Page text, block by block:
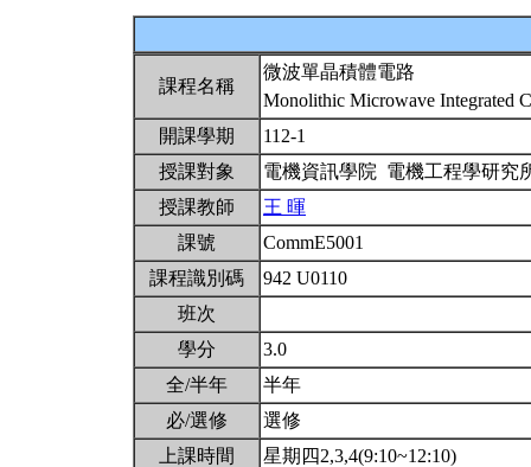
課程名稱
微波單晶積體電路
Monolithic Microwave Integrated
開課學期
112-1
授課對象
電機資訊學院 電機工程學研
授課教師
王 暉
課號
CommE5001
課程識別碼
942 U0110
班次
學分
3.0
全/半年
半年
必/選修
選修
上課時間
星期四2,3,4(9:10~12:10)